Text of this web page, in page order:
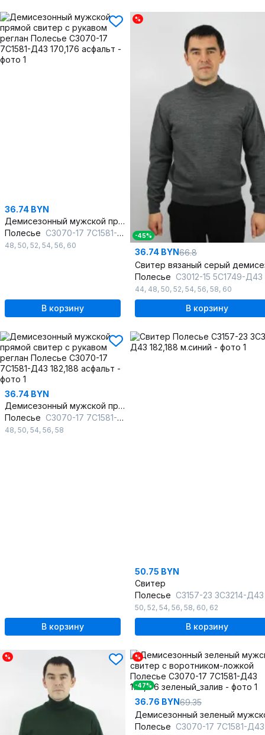
36.74 BYN
Демисезонный мужской прямой свитер с рукавом реглан
Полесье С3070-17 7С1581-Д43 170,176 асфальт
48, 50, 52, 54, 56, 60
В корзину
%
-45%
36.74 BYN66.8
Полесье С3012-15 5С1749-Д43 170,176
44, 48, 50, 52, 54, 56, 58, 60
В корзину
36.74 BYN
Демисезонный мужской прямой свитер с рукавом реглан
Полесье С3070-17 7С1581-Д43 182,188 асфальт
48, 50, 54, 56, 58
В корзину
50.75 BYN
Свитер
Полесье С3157-23 3С3214-Д43 182,188
50, 52, 54, 56, 58, 60, 62
В корзину
% %
-47%
36.76 BYN69.35
Полесье С3070-17 7С1581-Д43 170,176